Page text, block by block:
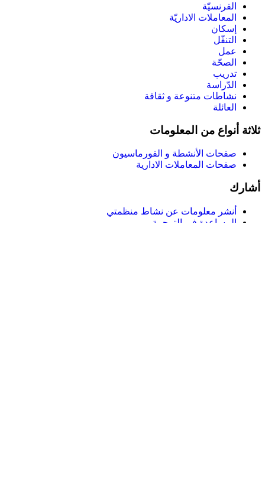
الفرنسيّة
المعاملات الاداريّة
إسكان
التنقّل
عمل
الصحّة
تدريب
الدّراسة
نشاطات متنوعة و ثقافة
العائلة
ثلاثة أنواع من المعلومات
صفحات الأنشطة و الفورماسيون
صفحات المعاملات الادارية
أشارك
أنشر معلومات عن نشاط منظمتي
المساعدة في الترجمة